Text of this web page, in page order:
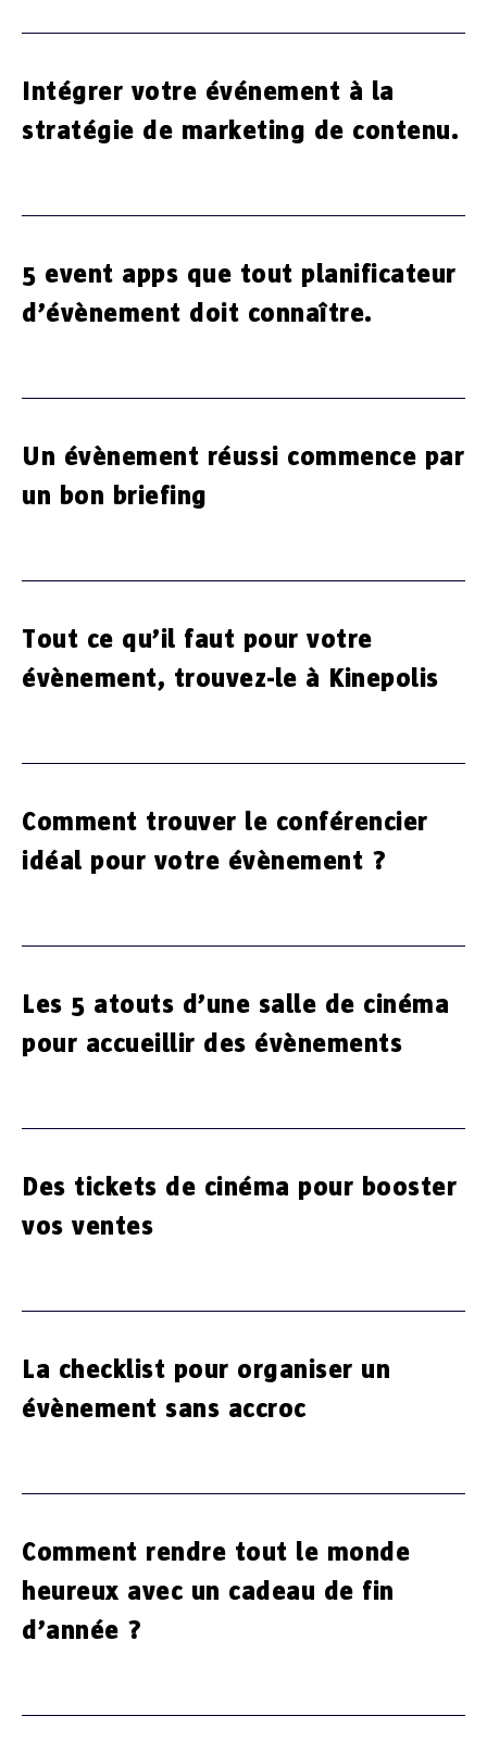
Intégrer votre événement à la
stratégie de marketing de contenu.
5 event apps que tout planificateur
d’évènement doit connaître.
Un évènement réussi commence par
un bon briefing
Tout ce qu’il faut pour votre
évènement, trouvez-le à Kinepolis
Comment trouver le conférencier
idéal pour votre évènement ?
Les 5 atouts d’une salle de cinéma
pour accueillir des évènements
Des tickets de cinéma pour booster
vos ventes
La checklist pour organiser un
évènement sans accroc
Comment rendre tout le monde
heureux avec un cadeau de fin
d’année ?